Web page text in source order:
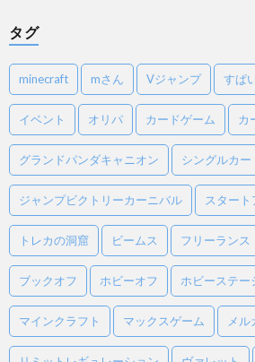
タグ
minecraft mさん Vジャンプ すぱ
イベント オリパ カードゲーム カ
グランドパンダキャニオン シングルカー
ジャンプビクトリーカーニバル スター
トレカの洞窟 ビームス フリーランス
ブックオフ ホビーオフ ホビーステー
マインクラフト マックスゲーム メル